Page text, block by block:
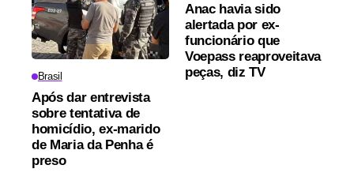
Brasil
Após dar entrevista
sobre tentativa de
homicídio, ex-marido
de Maria da Penha é
preso
Anac havia sido
alertada por ex-
funcionário que
Voepass reaproveitava
peças, diz TV